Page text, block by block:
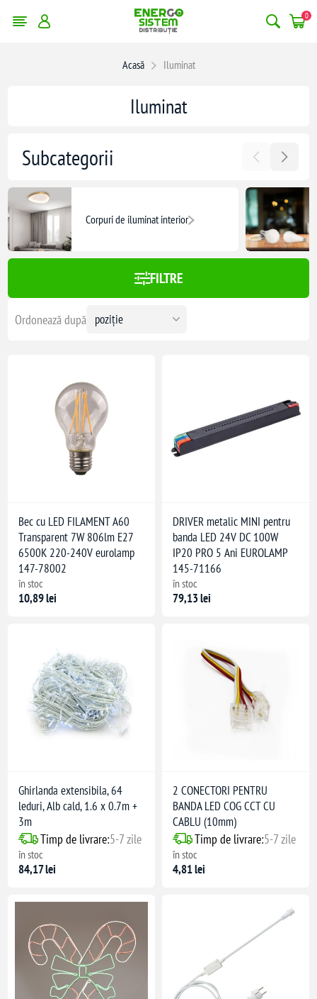
0
Acasă Iluminat
filtrele
living
Iluminat
Subcategorii
Corpuri de iluminat interior
FILTRE
Ordonează după
Bec cu LED FILAMENT A60
Transparent 7W 806lm E27
6500K 220-240V eurolamp
147-78002
în stoc
10,89 lei
DRIVER metalic MINI pentru
banda LED 24V DC 100W
IP20 PRO 5 Ani EUROLAMP
145-71166
în stoc
79,13 lei
Ghirlanda extensibila, 64
leduri, Alb cald, 1.6 x 0.7m +
3m
Timp de livrare:5-7 zile
în stoc
84,17 lei
2 CONECTORI PENTRU
BANDA LED COG CCT CU
CABLU (10mm)
Timp de livrare:5-7 zile
în stoc
4,81 lei